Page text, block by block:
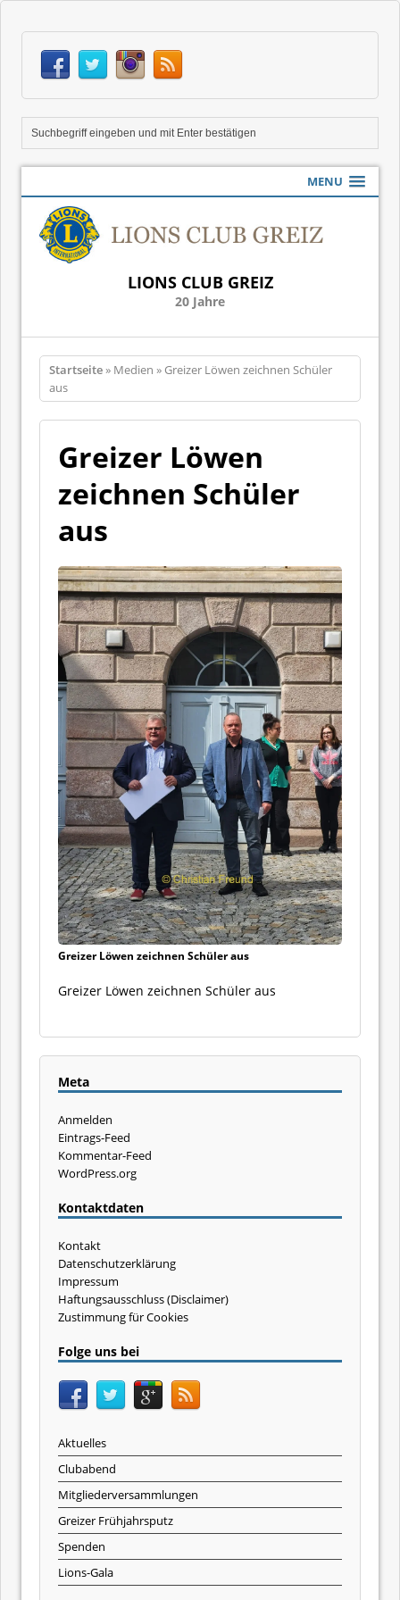
MENU
LIONS CLUB GREIZ
20 Jahre
Startseite» Medien » Greizer Löwen zeichnen Schüler
aus
Greizer Löwen
zeichnen Schüler
aus
Greizer Löwen zeichnen Schüler aus
Greizer Löwen zeichnen Schüler aus
Meta
Anmelden
Eintrags-Feed
Kommentar-Feed
WordPress.org
Kontaktdaten
Kontakt
Datenschutzerklärung
Impressum
Haftungsausschluss (Disclaimer)
Zustimmung für Cookies
Folge uns bei
Aktuelles
Clubabend
Mitgliederversammlungen
Greizer Frühjahrsputz
Spenden
Lions-Gala